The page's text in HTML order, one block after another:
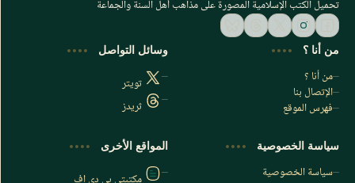
اشترك الآن
اشترك في قناتنا على تليجرام
تحميل الكتب الإسلامية المصورة على مذاهب أهل السنة والجماعة
من أنا ؟
من أنا ؟
الإتصال بنا
فهرس الموقع
وسائل التواصل
تويتر
ثريدز
سياسة الخصوصية
سياسة الخصوصية
المواقع الأخرى